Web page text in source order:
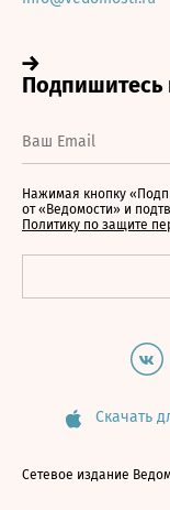
Нажимая кнопку
от «Ведомости» и
Политику по защите
Скачать
Сетевое издание